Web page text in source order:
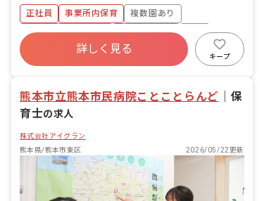
食事・睡眠・排泄・清潔・衣類の着脱等
・集団生活を通じた社会性の装着 ・行事
の計画・実行、お知らせの作成
正社員 事業所内保育
複数園あり
ボーナス・賞与あり
社会保険完備
福利厚生充実
退職金制度
昇給昇進あり
詳しく見る
キープ
熊本市立熊本市民病院ことことらんど
保
育士の求人
株式会社アイグラン
熊本県/熊本市東区
2026/05/22更新